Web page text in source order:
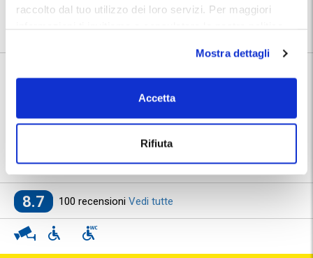
raccolto dal tuo utilizzo dei loro servizi. Per maggiori
Mostra dettagli
Accetta
Rifiuta
parcheggio. Dopo la prenotazione troverai sul biglietto MyParking
indirizzo e numeri di telefono del parcheggio che hai prenotato.
Informazioni su Click Parking Valencia Aeropuerto
8.7 100 recensioni Vedi tutte